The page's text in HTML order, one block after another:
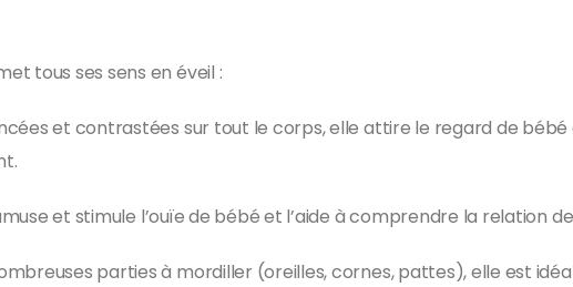
tous ses sens en éveil :
et contrastées sur tout le corps, elle attire le regard de
et stimule l’ouïe de bébé et l’aide à comprendre la relation
parties à mordiller (oreilles, cornes, pattes), elle est